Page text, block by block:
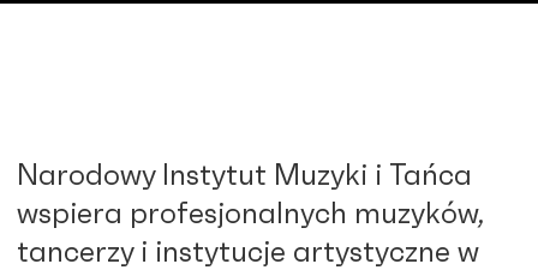
Narodowy Instytut Muzyki i Tańca
wspiera profesjonalnych muzyków,
tancerzy i instytucje artystyczne w